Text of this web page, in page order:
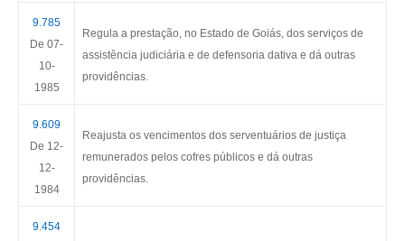
9.785
De 07-
10-
1985
Regula a prestação, no Estado de Goiás, dos serviços de
assistência judiciária e de defensoria dativa e dá outras
providências.
9.609
De 12-
12-
1984
Reajusta os vencimentos dos serventuários de justiça
remunerados pelos cofres públicos e dá outras
providências.
9.454